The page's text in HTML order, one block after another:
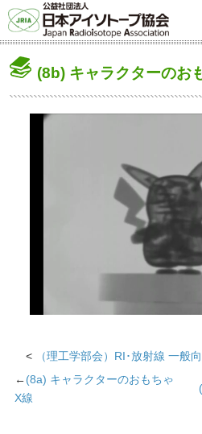
協会を知
廃棄する
参加する
会員マイ
FAQ
交通ア
English
(8b) キャラクターのお
< （理工学部会）RI･放射線 一般
←(8a) キャラクターのおもちゃ
X線